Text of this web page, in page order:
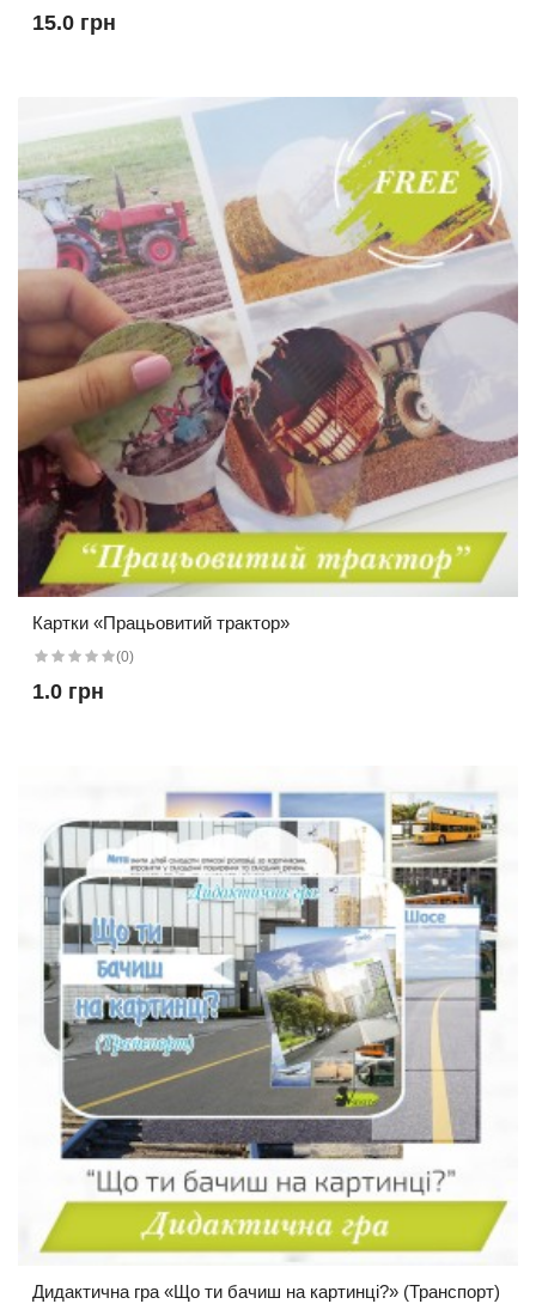
15.0 грн
Картки «Працьовитий трактор»
(0)
1.0 грн
Дидактична гра «Що ти бачиш на картинці?» (Транспорт)